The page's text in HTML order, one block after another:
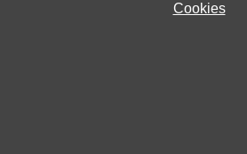
Cookies